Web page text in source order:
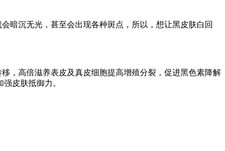
暗沉无光，甚至会出现各种斑点，所以，想让黑皮肤白回
，高倍滋养表皮及真皮细胞提高增殖分裂，促进黑色素降解
皮肤抵御力。